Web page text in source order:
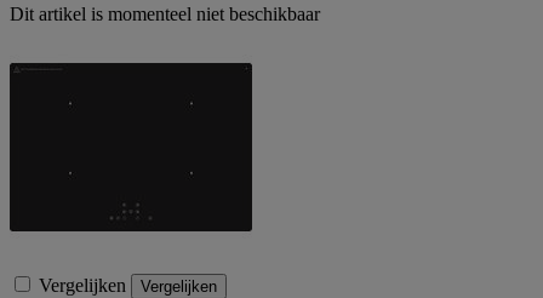
Dit artikel is momenteel niet beschikbaar
Vergelijken Vergelijken